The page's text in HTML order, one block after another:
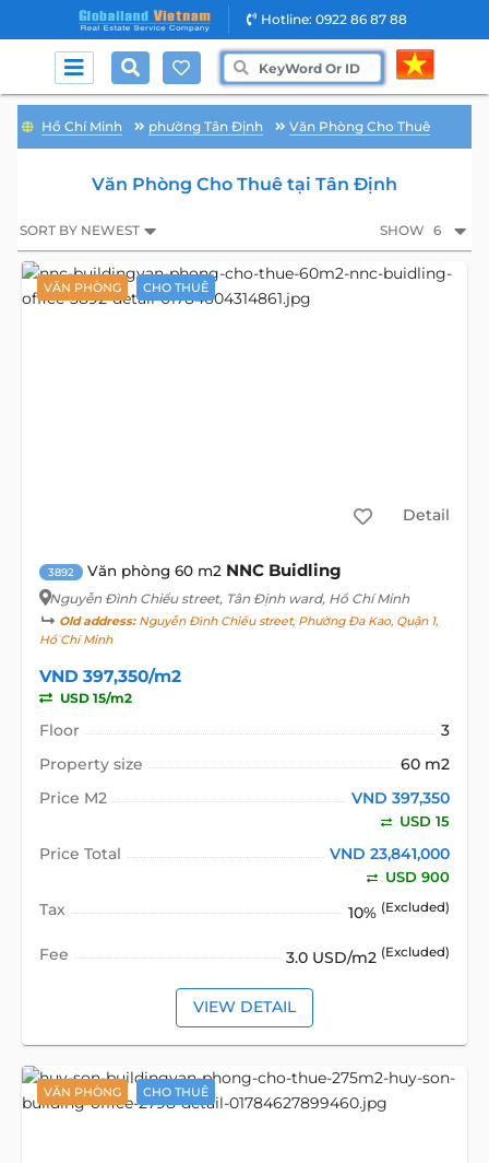
Hotline: 0922 86 87 88
Hồ Chí Minh phường Tân Định Văn Phòng Cho Thuê
Văn Phòng Cho Thuê tại Tân Định
SORT BY NEWEST SHOW 6
VĂN PHÒNG CHO THUÊ
Detail
3892 Văn phòng 60 m2 NNC Buidling
Nguyễn Đình Chiểu street, Tân Định ward, Hồ Chí Minh
Old address:Nguyễn Đình Chiểu street, Phường Đa Kao, Quận 1,
Hồ Chí Minh
VND 397,350/m2
USD 15/m2
Floor
3
Property size
60 m2
Price M2
VND 397,350
USD 15
Price Total VND 23,841,000
USD 900
Tax 10% (Excluded)
Fee 3.0 USD/m2 (Excluded)
VIEW DETAIL
VĂN PHÒNG CHO THUÊ